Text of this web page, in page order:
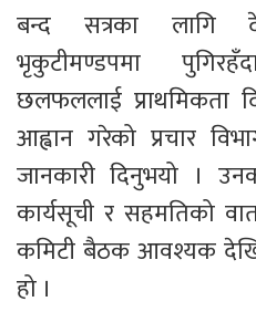
बन्द सत्रका लागि
भृकुटीमण्डपमा
छलफललाई प्राथमिकता
आह्वान गरेको प्रचार
जानकारी दिनुभयो ।
कार्यसूची र सहमतिको
कमिटी बैठक आवश्यक
हो ।